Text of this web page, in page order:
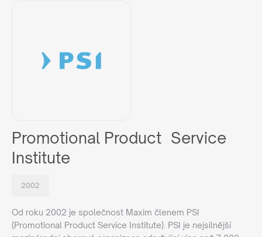
Promotional Product Service
Institute
2002
Od roku 2002 je společnost Maxim členem PSI
(Promotional Product Service Institute). PSI je nejsilnější